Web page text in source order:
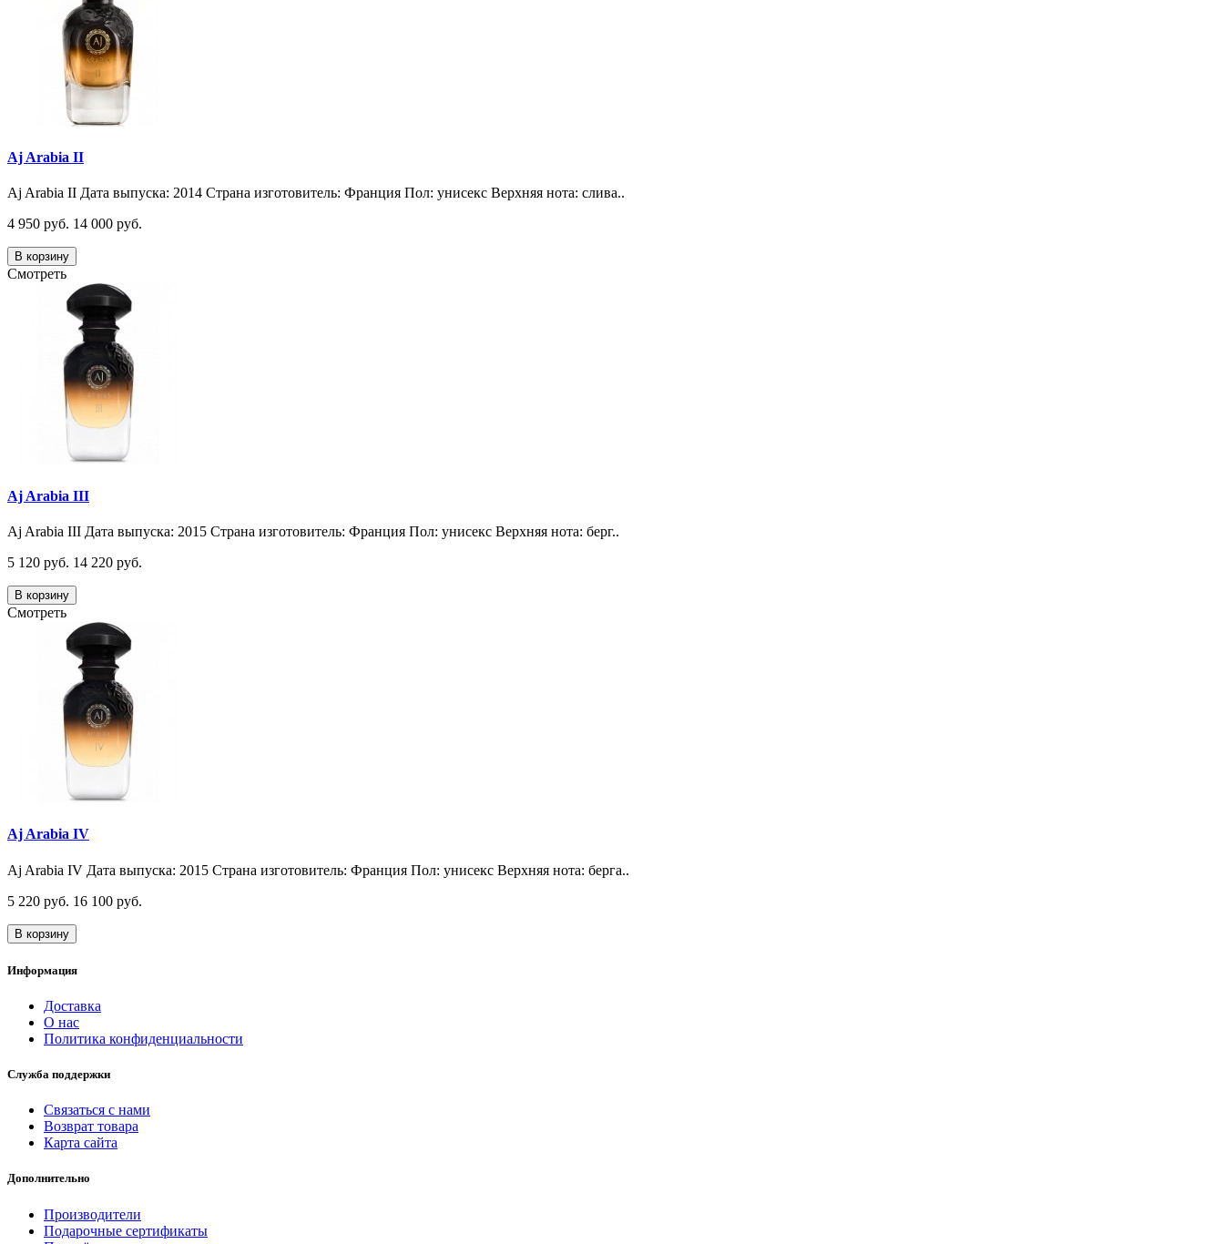
Aj Arabia II
Aj Arabia II Дата выпуска: 2014 Страна изготовитель: Франция Пол: унисекс Верхняя нота: слива..
4 950 руб. 14 000 руб.
В корзину
Смотреть
Aj Arabia III
Aj Arabia III Дата выпуска: 2015 Страна изготовитель: Франция Пол: унисекс Верхняя нота: берг..
5 120 руб. 14 220 руб.
В корзину
Смотреть
Aj Arabia IV
Aj Arabia IV Дата выпуска: 2015 Страна изготовитель: Франция Пол: унисекс Верхняя нота: берга..
5 220 руб. 16 100 руб.
В корзину
Информация
Доставка
О нас
Политика конфиденциальности
Служба поддержки
Связаться с нами
Возврат товара
Карта сайта
Дополнительно
Производители
Подарочные сертификаты